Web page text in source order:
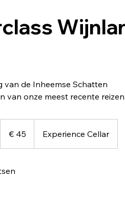
van de Inheemse Schatten
van onze meest recente reizen.
€ 45 Experience Cellar